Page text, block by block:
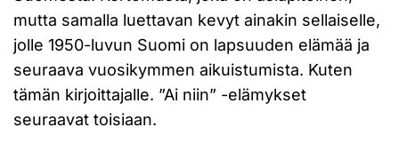
mutta samalla luettavan kevyt ainakin sellaiselle,
jolle 1950-luvun Suomi on lapsuuden elämää ja
seuraava vuosikymmen aikuistumista. Kuten
tämän kirjoittajalle. ”Ai niin” -elämykset
seuraavat toisiaan.